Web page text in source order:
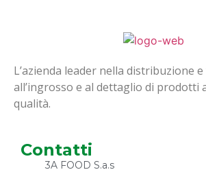
L’azienda leader nella distribuzione
all’ingrosso e al dettaglio di prodotti
qualità.
Contatti
3A FOOD S.a.s